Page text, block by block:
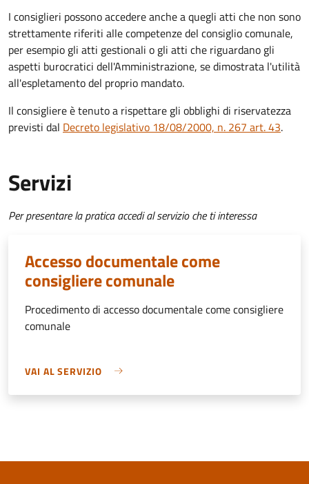
I consiglieri possono accedere anche a quegli atti che non sono
strettamente riferiti alle competenze del consiglio comunale,
per esempio gli atti gestionali o gli atti che riguardano gli
aspetti burocratici dell'Amministrazione, se dimostrata l'utilità
all'espletamento del proprio mandato.
Il consigliere è tenuto a rispettare gli obblighi di riservatezza
previsti dal Decreto legislativo 18/08/2000, n. 267 art. 43.
Servizi
Per presentare la pratica accedi al servizio che ti interessa
Accesso documentale come
consigliere comunale
Procedimento di accesso documentale come consigliere
comunale
VAI AL SERVIZIO